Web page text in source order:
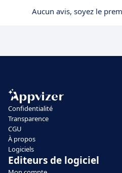
Aucun avis, soyez le
Confidentialité
Transparence
CGU
À propos
Logiciels
Editeurs de logiciel